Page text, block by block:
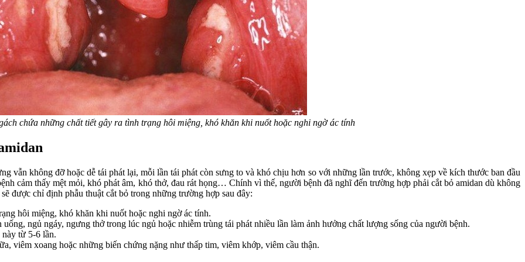
chứa những chất tiết gây ra tình trạng hôi miệng, khó khăn khi nuốt hoặc nghi ngờ ác tính
vẫn không đỡ hoặc dễ tái phát lại, mỗi lần tái phát còn sưng to và khó chịu hơn so với những lần trước, không xẹp về kích thước ban đầu
cảm thấy mệt mỏi, khó phát âm, khó thở, đau rát họng… Chính vì thế, người bệnh đã nghĩ đến trường hợp phải cắt bỏ amidan dù không
được chỉ định phẫu thuật cắt bỏ trong những trường hợp sau đây:
hôi miệng, khó khăn khi nuốt hoặc nghi ngờ ác tính.
ngủ ngáy, ngưng thở trong lúc ngủ hoặc nhiễm trùng tái phát nhiều lần làm ảnh hưởng chất lượng sống của người bệnh.
từ 5-6 lần.
viêm xoang hoặc những biến chứng nặng như thấp tim, viêm khớp, viêm cầu thận.